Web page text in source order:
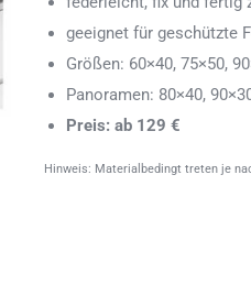
geeignet für geschützte
Größen: 60×40, 75×50,
Panoramen: 80×40,
Preis: ab 129 €
Hinweis: Materialbedingt treten je